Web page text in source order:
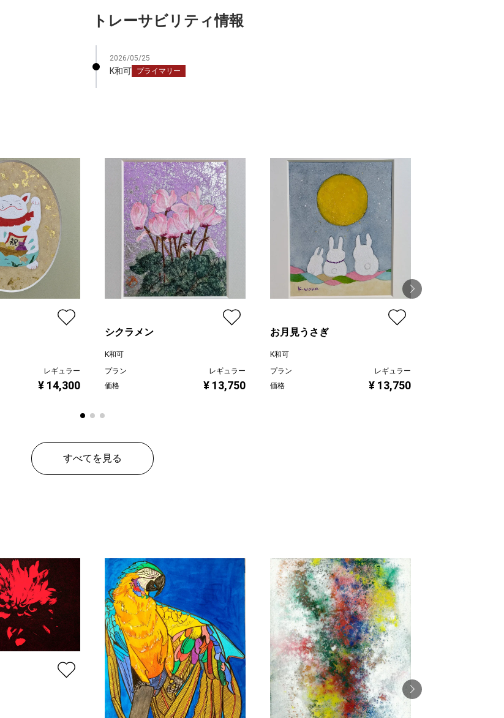
トレーサビリティ情報
2026/05/25
K和可 プライマリー
レギュラー
¥ 14,300
シクラメン
K和可
プラン
レギュラー
価格
¥ 13,750
お月見うさぎ
K和可
プラン
レギュラー
価格
¥ 13,750
すべてを見る